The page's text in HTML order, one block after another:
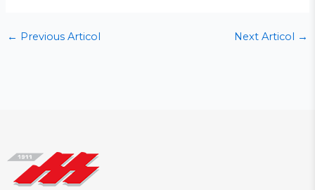
← Previous Articol Next Articol →